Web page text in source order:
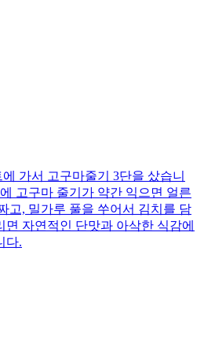
가서 고구마줄기 3단을 샀습니
고구마 줄기가 약간 익으면 얼른
고, 밀가루 풀을 쑤어서 김치를 담
자연적인 단맛과 아삭한 식감에
다.